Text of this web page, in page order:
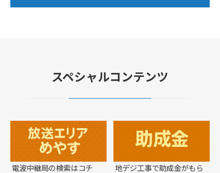
スペシャルコンテンツ
電波中継局の検索はコチ
地デジ工事で助成金がもら